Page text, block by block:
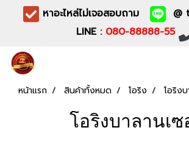
หาอะไหล่ไม่เจอสอบถาม
@
LINE : 080-88888-55
หน้าแรก สินค้าทั้งหมด โอริง โอริง
โอริงบาลานเซ